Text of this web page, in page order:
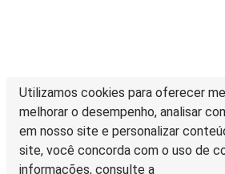
Utilizamos cookies para oferecer
melhorar o desempenho, analisar
em nosso site e personalizar
site, você concorda com o uso de
informações, consulte a